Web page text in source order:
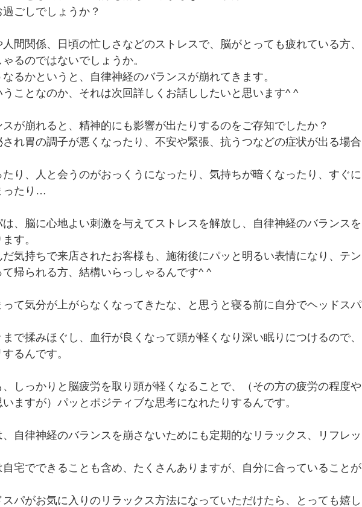
ごしでしょうか？
間関係、日頃の忙しさなどのストレスで、脳がとっても疲れている方、
るのではないでしょうか。
るかというと、自律神経のバランスが崩れてきます。
ことなのか、それは次回詳しくお話ししたいと思います^ ^
が崩れると、精神的にも影響が出たりするのをご存知でしたか？
れ胃の調子が悪くなったり、不安や緊張、抗うつなどの症状が出る場合
り、人と会うのがおっくうになったり、気持ちが暗くなったり、すぐに
ったり…
は、脳に心地よい刺激を与えてストレスを解放し、自律神経のバランスを
す。
気持ちで来店されたお客様も、施術後にパッと明るい表情になり、テン
帰られる方、結構いらっしゃるんです^ ^
て気分が上がらなくなってきたな、と思うと寝る前に自分でヘッドスパ
で揉みほぐし、血行が良くなって頭が軽くなり深い眠りにつけるので、
るんです。
しっかりと脳疲労を取り頭が軽くなることで、（その方の疲労の程度や
ますが）パッとポジティブな思考になれたりするんです。
自律神経のバランスを崩さないためにも定期的なリラックス、リフレッ
自宅でできることも含め、たくさんありますが、自分に合っていることが
スパがお気に入りのリラックス方法になっていただけたら、とっても嬉し